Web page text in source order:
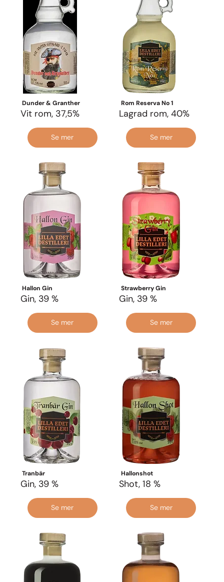
Dunder & Granther
Vit rom, 37,5%
Se mer
Rom Reserva No 1
Lagrad rom, 40%
Se mer
Hallon Gin
Gin, 39 %
Se mer
Strawberry Gin
Gin, 39 %
Se mer
Tranbär
Gin, 39 %
Se mer
Hallonshot
Shot, 18 %
Se mer